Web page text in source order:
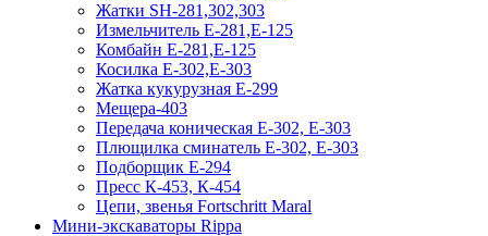
Жатки SH-281,302,303
Измельчитель Е-281,Е-125
Комбайн Е-281,Е-125
Косилка Е-302,Е-303
Жатка кукурузная Е-299
Мещера-403
Передача коническая Е-302, Е-303
Плющилка сминатель Е-302, Е-303
Подборщик Е-294
Пресс К-453, К-454
Цепи, звенья Fortschritt Maral
Мини-экскаваторы Rippa